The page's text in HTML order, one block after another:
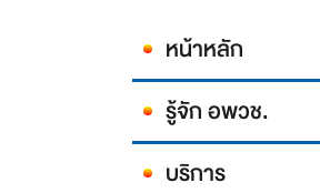
หน้าหลัก
รู้จัก อพวช.
บริการ